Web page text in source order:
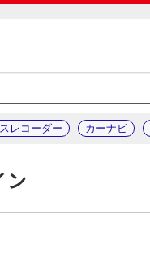
レコーダー カーナビ
ン